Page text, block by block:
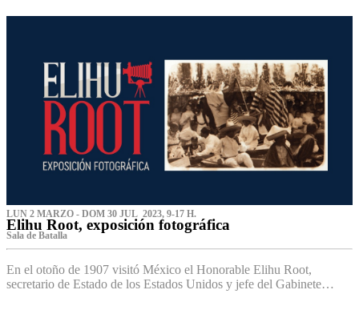
LUN 2 MARZO - DOM 30 JUL 2023, 9-17 H.
Elihu Root, exposición fotográfica
Sala de Batalla
En el otoño de 1907 visitó México el Honorable Elihu Root,
secretario de Estado de los Estados Unidos y jefe del Gabinete…